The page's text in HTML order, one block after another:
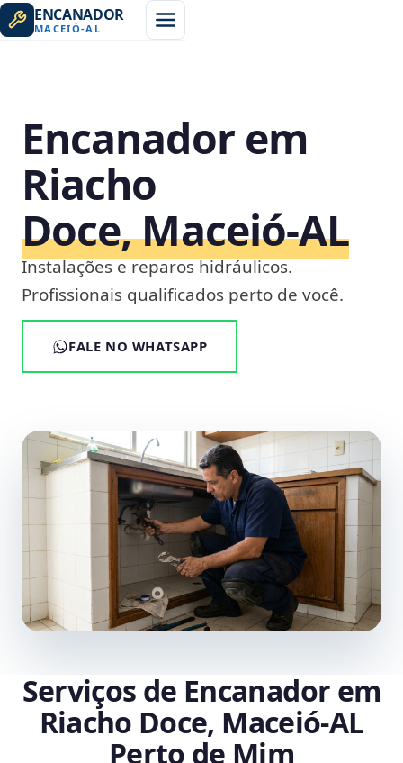
ENCANADOR
MACEIÓ-AL
Encanador em
Riacho
Doce, Maceió‑AL
Instalações e reparos hidráulicos.
Profissionais qualificados perto de você.
FALE NO WHATSAPP
Serviços de Encanador em
Riacho Doce, Maceió‑AL
Perto de Mim